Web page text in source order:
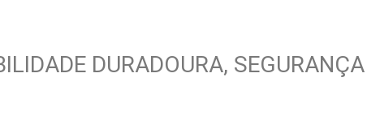
DURADOURA, SEGURANÇA